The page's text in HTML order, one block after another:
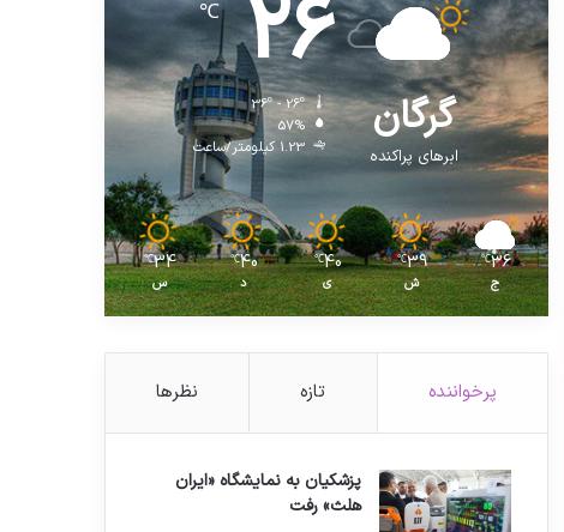
گرگان
ابرهای پراکنده
26
℃
36º - 26º
57%
1.23 کیلومتر/ساعت
36
℃
ج
39
℃
ش
40
℃
ی
40
℃
د
34
℃
س
پرخواننده تازه نظرها
پزشکیان به نمایشگاه «ایران
هلث» رفت